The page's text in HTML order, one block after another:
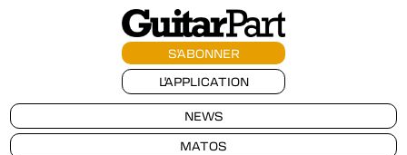
S'ABONNER
L'APPLICATION
NEWS
MATOS